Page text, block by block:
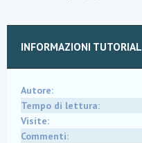
INFORMAZIONI TUTORIAL
Autore
Tempo di lettura
Visite
Commenti